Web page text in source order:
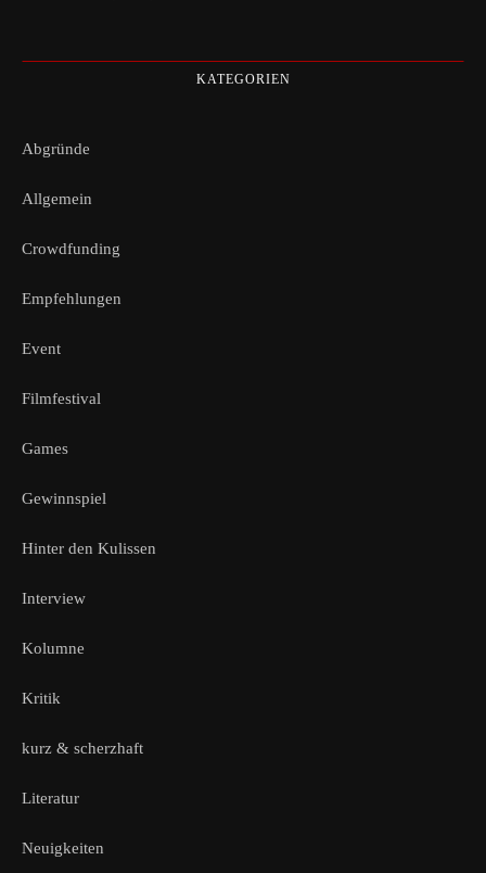
KATEGORIEN
Abgründe
Allgemein
Crowdfunding
Empfehlungen
Event
Filmfestival
Games
Gewinnspiel
Hinter den Kulissen
Interview
Kolumne
Kritik
kurz & scherzhaft
Literatur
Neuigkeiten